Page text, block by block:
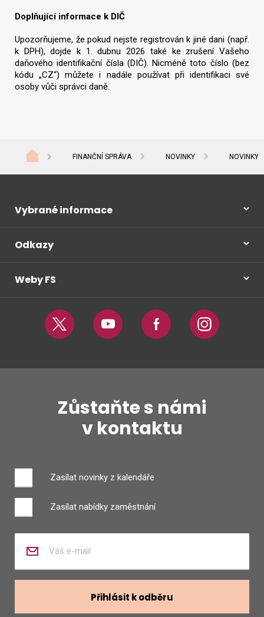
Doplňující informace k DIČ
Upozorňujeme, že pokud nejste registrován k jiné dani (např.
k DPH), dojde k 1. dubnu 2026 také ke zrušení Vašeho
daňového identifikační čísla (DIČ). Nicméně toto číslo (bez
kódu „CZ“) můžete i nadále používat při identifikaci své
osoby vůči správci daně.
FINANČNÍ SPRÁVA NOVINKY NOVINKY
Vybrané informace
Odkazy
Weby FS
Twitter Youtube Facebook Instagram
Zůstaňte s námi
v kontaktu
Zasílat novinky z kalendáře
Zasílat nabídky zaměstnání
váš
mail
Přihlásit k odběru